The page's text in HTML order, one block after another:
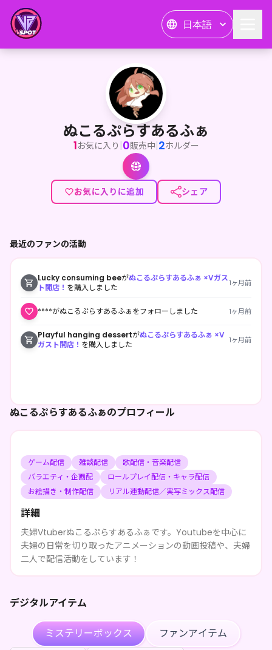
日本語
ぬこるぷらすあるふぁ
夫婦Vtuberぬこるぷらすあるふぁです。Youtubeを中心に夫
ぬこるぷらすあるふぁ
1お気に入り |0販売中|2ホルダー
お気に入りに追加 シェア
ぬこるぷらすあるふぁのプロフィール
ゲーム配信 雑談配信
歌配信・音楽配信
バラエティ・企画配
ロールプレイ配信・キャラ配信
お絵描き・制作配信
リアル連動配信／実写ミックス配信
詳細
夫婦Vtuberぬこるぷらすあるふぁです。Youtubeを中心に
夫婦の日常を切り取ったアニメーションの動画投稿や、夫婦
二人で配信活動をしています！
デジタルアイテム
ミステリーボックス ファンアイテム
最近のファンの活動
Lucky consuming beeがぬこるぷらすあるふぁ ×Vガス
ト開店！ を購入しました 1ヶ月前
****がぬこるぷらすあるふぁをフォローしました 1ヶ月前
Playful hanging dessertがぬこるぷらすあるふぁ ×V
ガスト開店！ を購入しました 1ヶ月前